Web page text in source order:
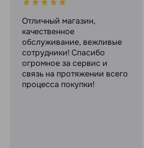
Отличный магазин,
качественное
обслуживание, вежливые
сотрудники! Спасибо
огромное за сервис и
связь на протяжении всего
процесса покупки!